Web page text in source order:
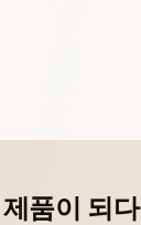
품이 되다